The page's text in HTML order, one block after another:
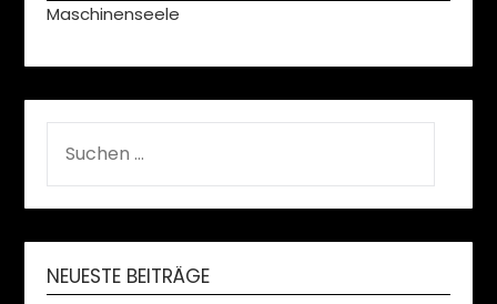
Maschinenseele
NACH:
NEUESTE BEITRÄGE